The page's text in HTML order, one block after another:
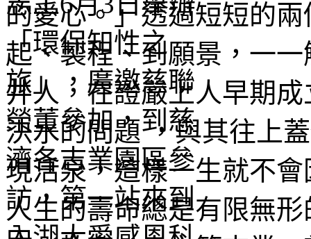
的愛心。」透過短短的
起、製程、到願景，一
井人，在證嚴上人早期
決水的問題 ，與其往上
現活泉，這樣一生就不
人生的壽命總是有限無